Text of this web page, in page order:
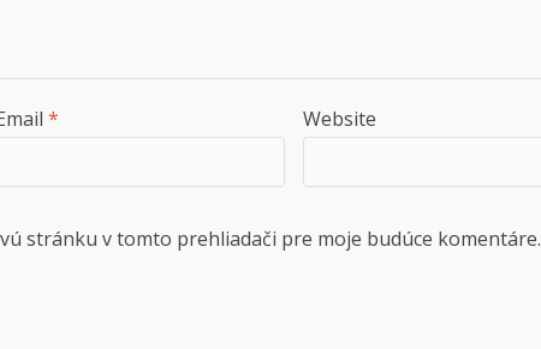
* Website
stránku v tomto prehliadači pre moje budúce komentáre.